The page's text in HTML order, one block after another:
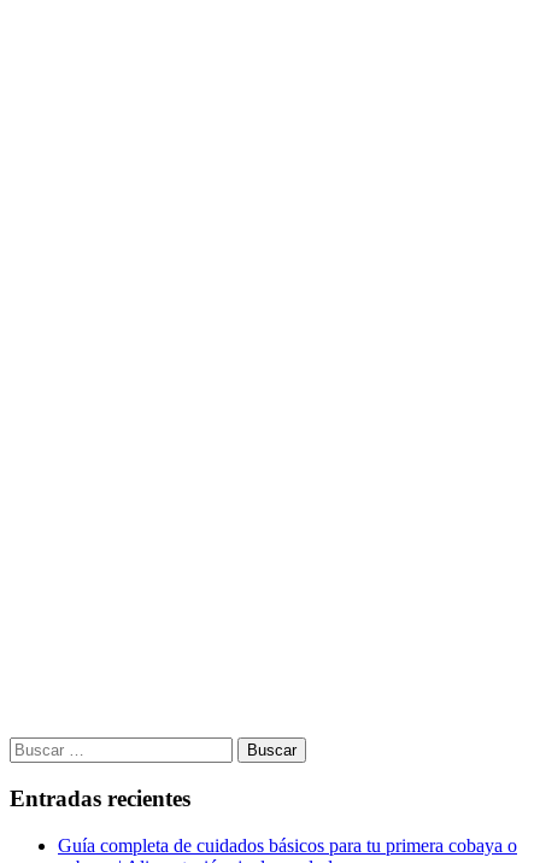
Buscar:
Entradas recientes
Guía completa de cuidados básicos para tu primera cobaya o